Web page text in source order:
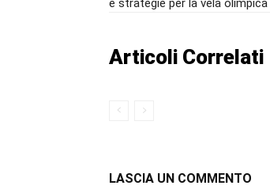
e strategie per la vela olimpica
Articoli Correlati
LASCIA UN COMMENTO